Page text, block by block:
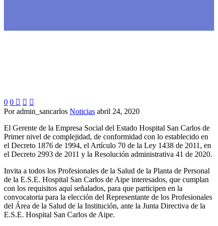
0 0   
Por admin_sancarlos Noticias abril 24, 2020
El Gerente de la Empresa Social del Estado Hospital San Carlos de
Primer nivel de complejidad, de conformidad con lo establecido en
el Decreto 1876 de 1994, el Artículo 70 de la Ley 1438 de 2011, en
el Decreto 2993 de 2011 y la Resolución administrativa 41 de 2020.
Invita a todos los Profesionales de la Salud de la Planta de Personal
de la E.S.E. Hospital San Carlos de Aipe interesados, que cumplan
con los requisitos aquí señalados, para que participen en la
convocatoria para la elección del Representante de los Profesionales
del Área de la Salud de la Institución, ante la Junta Directiva de la
E.S.E. Hospital San Carlos de Aipe.